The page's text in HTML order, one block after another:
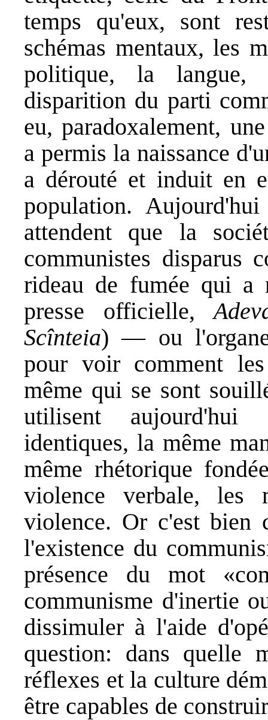
temps qu'eux, sont
schémas mentaux, les
politique, la langue,
disparition du parti
eu, paradoxalement,
a permis la naissance
a dérouté et induit en
population.
attendent que la
communistes disparus
rideau de fumée qui
presse officielle,
Scînteia) — ou
pour voir comment
même qui se sont
utilisent aujourd'hui
identiques, la même
même rhétorique
violence verbale, les
violence. Or c'est bien
l'existence du
présence du mot
communisme d'inertie
dissimuler à l'aide
question: dans quelle
réflexes et la culture
être capables de